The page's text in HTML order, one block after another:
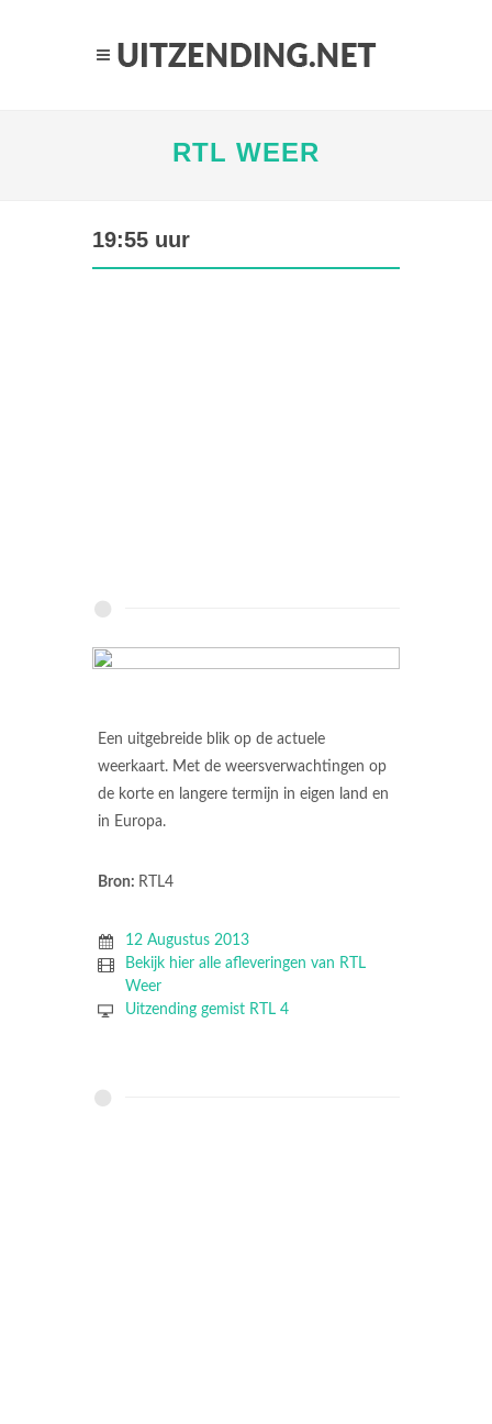
RTL WEER
19:55 uur
Een uitgebreide blik op de actuele
weerkaart. Met de weersverwachtingen op
de korte en langere termijn in eigen land en
in Europa.
Bron: RTL4
12 Augustus 2013
Bekijk hier alle afleveringen van RTL
Weer
Uitzending gemist RTL 4